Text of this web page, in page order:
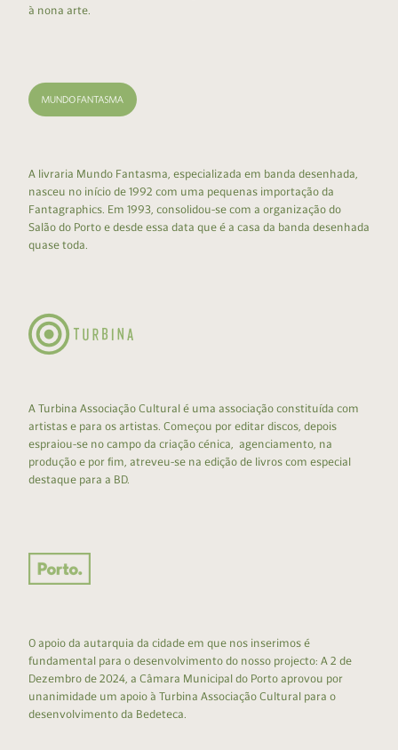
à nona arte.
A livraria Mundo Fantasma, especializada em banda desenhada,
nasceu no início de 1992 com uma pequenas importação da
Fantagraphics. Em 1993, consolidou-se com a organização do
Salão do Porto e desde essa data que é a casa da banda desenhada
quase toda.
A Turbina Associação Cultural é uma associação constituída com
artistas e para os artistas. Começou por editar discos, depois
espraiou-se no campo da criação cénica, agenciamento, na
produção e por fim, atreveu-se na edição de livros com especial
destaque para a BD.
O apoio da autarquia da cidade em que nos inserimos é
fundamental para o desenvolvimento do nosso projecto: A 2 de
Dezembro de 2024, a Câmara Municipal do Porto aprovou por
unanimidade um apoio à Turbina Associação Cultural para o
desenvolvimento da Bedeteca.